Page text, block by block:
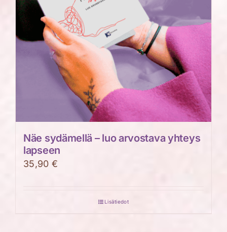
Näe sydämellä – luo arvostava yhteys
lapseen
35,90 €
Lisätiedot